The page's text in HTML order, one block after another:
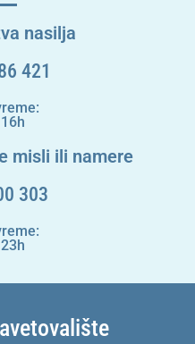
nasilja
421
misli ili namere
303